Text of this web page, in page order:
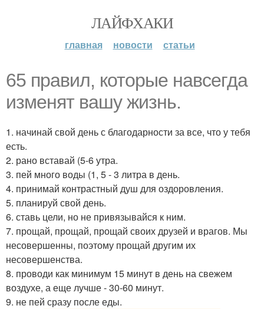
ЛАЙФХАКИ
главная новости статьи
65 правил, которые навсегда
изменят вашу жизнь.
1. начинай свой день с благодарности за все, что у тебя
есть.
2. рано вставай (5-6 утра.
3. пей много воды (1, 5 - 3 литра в день.
4. принимай контрастный душ для оздоровления.
5. планируй свой день.
6. ставь цели, но не привязывайся к ним.
7. прощай, прощай, прощай своих друзей и врагов. Мы
несовершенны, поэтому прощай другим их
несовершенства.
8. проводи как минимум 15 минут в день на свежем
воздухе, а еще лучше - 30-60 минут.
9. не пей сразу после еды.